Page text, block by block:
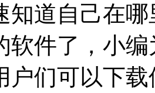
知道自己在
软件了，小
户们可以下载